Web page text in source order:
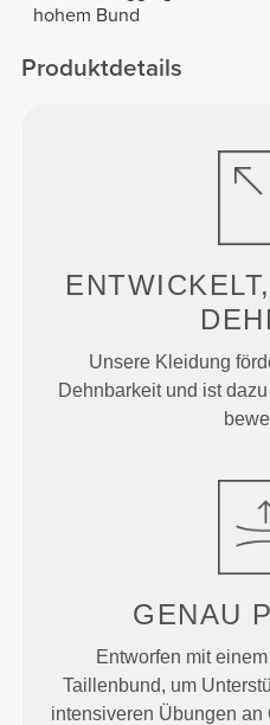
hohem Bund
Produktdetails
Unsere Kleidung
Dehnbarkeit und ist
GENAU
Entworfen mit
Taillenbund, um
intensiveren Übungen an